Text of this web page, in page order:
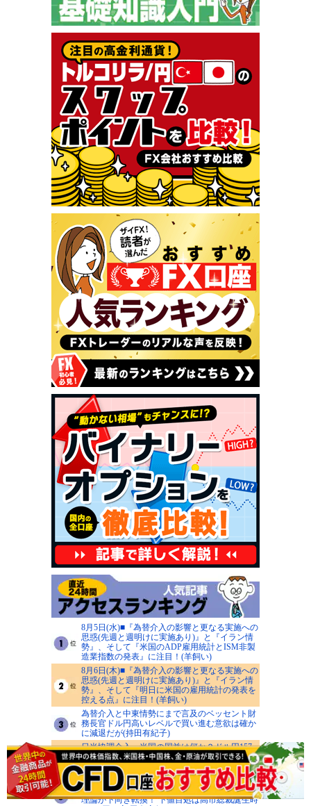
8月5日(水)■『為替介入の影響と更なる実施への
思惑(先週と週明けに実施あり)』と『イラン情
勢』、そして『米国のADP雇用統計とISM非製
造業指数の発表』に注目！(羊飼い)
8月6日(木)■『為替介入の影響と更なる実施への
思惑(先週と週明けに実施あり)』と『イラン情
勢』、そして『明日に米国の雇用統計の発表を
控える点』に注目！(羊飼い)
為替介入と中東情勢にまで言及のベッセント財
務長官ドル円高いレベルで買い進む意欲は確か
に減退だが(持田有紀子)
日米協調介入→米国の国益は何か？ドル円157
円台。日銀利上げペース上げざるを得ないか。
投資戦略は？(ZERO)
米ドル/円は155円が最大の分岐点！ 7月足の包
み線を8月足が下抜け、155円割れなら月足ダウ
理論が下向き転換！ 下値目処は高市総裁誕生時